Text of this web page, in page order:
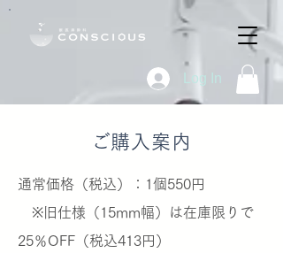
Log In
​ご購入案内
通常価格（税込）：1個550円
※旧仕様（15mm幅）は在庫限りで
25％OFF（税込413円）